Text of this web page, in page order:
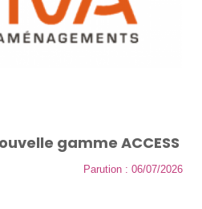
gamme ACCESS
Parution : 06/07/2026